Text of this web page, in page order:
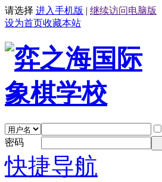
请选择 进入手机版 | 继续访问电脑版
设为首页收藏本站
密码
快捷导航